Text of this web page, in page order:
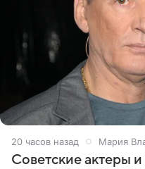
20 часов назад Мария
Советские актеры